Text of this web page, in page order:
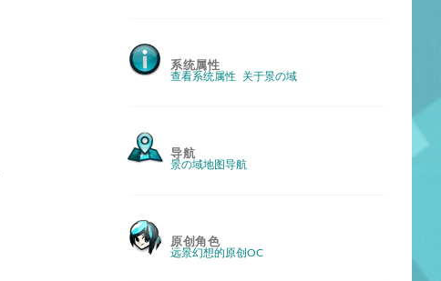
系统属性
查看系统属性 关于景の域
导航
景の域地图导航
原创角色
远景幻想的原创OC